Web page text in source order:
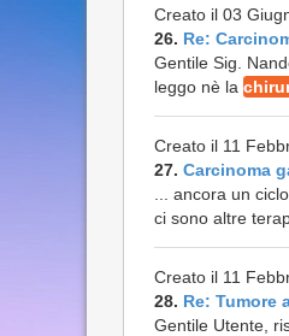
Creato il 03
26. Re:
Gentile Sig.
leggo nè la
Creato il 11
27. Carcinoma
... ancora un
ci sono altre
Creato il 11
28. Re: Tumore
Gentile Utente,